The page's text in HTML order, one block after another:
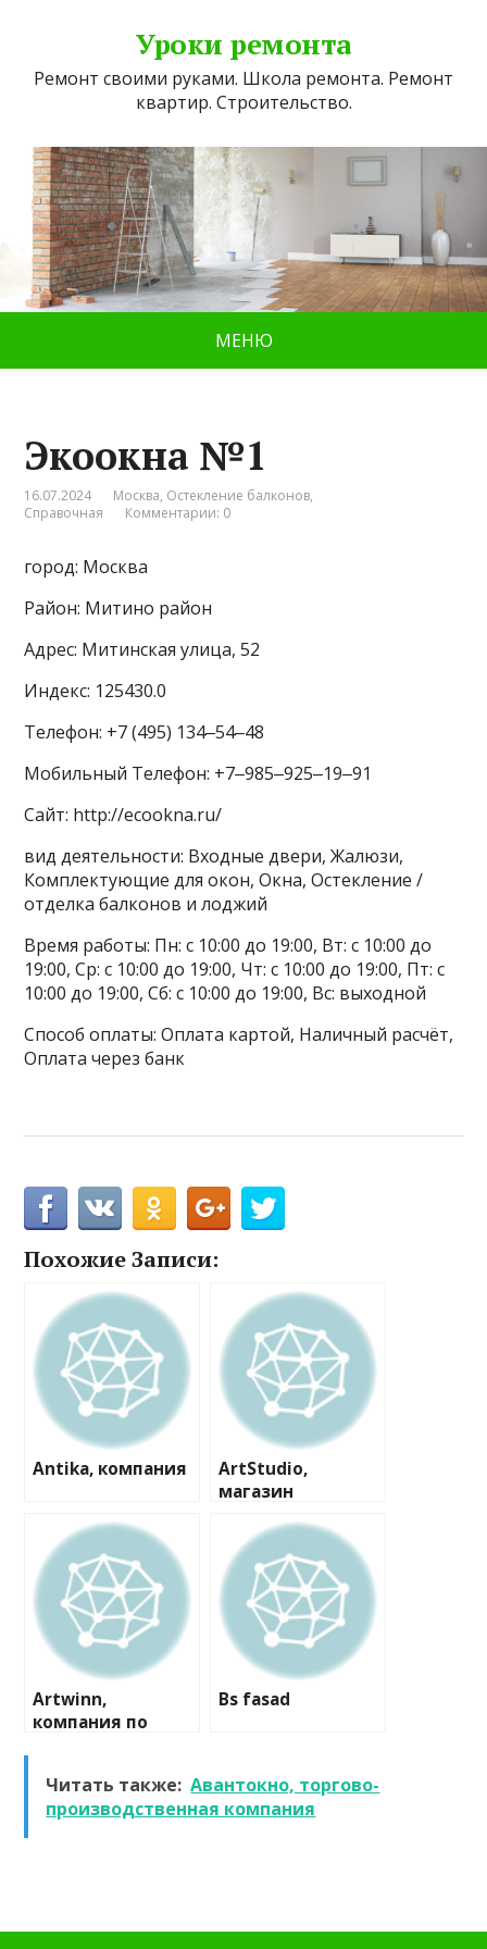
Уроки ремонта
Ремонт своими руками. Школа ремонта. Ремонт
квартир. Строительство.
МЕНЮ
Экоокна №1
16.07.2024 Москва, Остекление балконов,
Справочная
Комментарии: 0
город: Москва
Район: Митино район
Адрес: Митинская улица, 52
Индекс: 125430.0
Телефон: +7 (495) 134‒54‒48
Мобильный Телефон: +7‒985‒925‒19‒91
Сайт: http://ecookna.ru/
вид деятельности: Входные двери, Жалюзи,
Комплектующие для окон, Окна, Остекление /
отделка балконов и лоджий
Время работы: Пн: с 10:00 до 19:00, Вт: с 10:00 до
19:00, Ср: с 10:00 до 19:00, Чт: с 10:00 до 19:00, Пт: с
10:00 до 19:00, Сб: с 10:00 до 19:00, Вс: выходной
Способ оплаты: Оплата картой, Наличный расчёт,
Оплата через банк
Похожие Записи:
Antika, компания
ArtStudio,
магазин
окон и дверей
Artwinn,
компания по
деревянных
домов
Bs fasad
Читать также: Авантокно, торгово-
производственная компания